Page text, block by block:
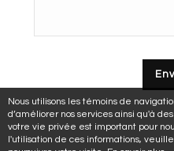
Nous utilisons les témoins de
d’améliorer nos services ainsi qu'à
votre vie privée est important pour
l'utilisation de ces informations,